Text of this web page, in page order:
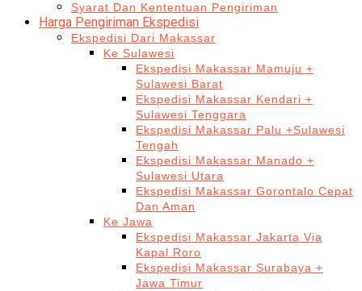
Syarat Dan Kententuan Pengiriman
Harga Pengiriman Ekspedisi
Ekspedisi Dari Makassar
Ke Sulawesi
Ekspedisi Makassar Mamuju +
Sulawesi Barat
Ekspedisi Makassar Kendari +
Sulawesi Tenggara
Ekspedisi Makassar Palu +Sulawesi
Tengah
Ekspedisi Makassar Manado +
Sulawesi Utara
Ekspedisi Makassar Gorontalo Cepat
Dan Aman
Ke Jawa
Ekspedisi Makassar Jakarta Via
Kapal Roro
Ekspedisi Makassar Surabaya +
Jawa Timur